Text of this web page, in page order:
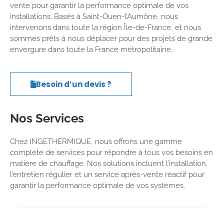
vente pour garantir la performance optimale de vos
installations. Basés à Saint-Ouen-l’Aumône, nous
intervenons dans toute la région Île-de-France, et nous
sommes prêts à nous déplacer pour des projets de grande
envergure dans toute la France métropolitaine.
Besoin d’un devis ?
Nos Services
Chez INGETHERMIQUE, nous offrons une gamme
complète de services pour répondre à tous vos besoins en
matière de chauffage. Nos solutions incluent l’installation,
l’entretien régulier et un service après-vente réactif pour
garantir la performance optimale de vos systèmes.